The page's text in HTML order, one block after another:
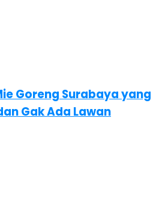
Goreng Surabaya yang
Gak Ada Lawan